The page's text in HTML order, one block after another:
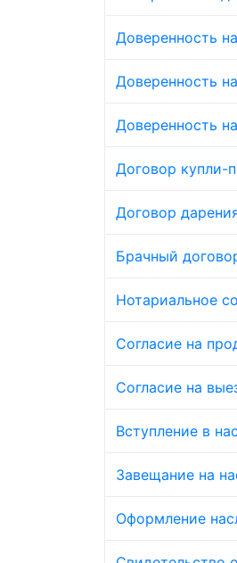
Доверенность
Доверенность
Доверенность
Договор купли-
Договор
Брачный
Нотариальное
Согласие на
Согласие на
Вступление в
Завещание на
Оформление